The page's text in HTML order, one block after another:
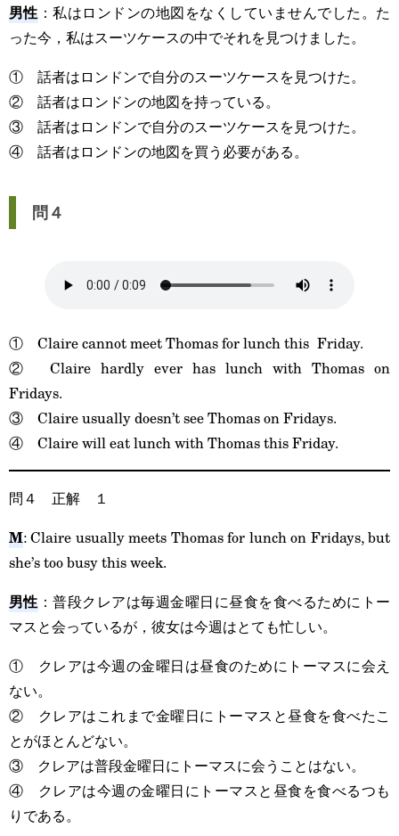
男性：私はロンドンの地図をなくしていませんでした。た
った今，私はスーツケースの中でそれを見つけました。
① 話者はロンドンで自分のスーツケースを見つけた。
② 話者はロンドンの地図を持っている。
③ 話者はロンドンで自分のスーツケースを見つけた。
④ 話者はロンドンの地図を買う必要がある。
問４
① Claire cannot meet Thomas for lunch this Friday.
② Claire hardly ever has lunch with Thomas on
Fridays.
③ Claire usually doesn’t see Thomas on Fridays.
④ Claire will eat lunch with Thomas this Friday.
問４ 正解 １
M: Claire usually meets Thomas for lunch on Fridays, but
she’s too busy this week.
男性：普段クレアは毎週金曜日に昼食を食べるためにトー
マスと会っているが，彼女は今週はとても忙しい。
① クレアは今週の金曜日は昼食のためにトーマスに会え
ない。
② クレアはこれまで金曜日にトーマスと昼食を食べたこ
とがほとんどない。
③ クレアは普段金曜日にトーマスに会うことはない。
④ クレアは今週の金曜日にトーマスと昼食を食べるつも
りである。